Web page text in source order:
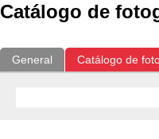
Catálogo de
General Catálogo de